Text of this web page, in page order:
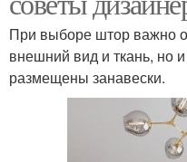
При выборе штор важно
внешний вид и ткань, но
размещены занавески.